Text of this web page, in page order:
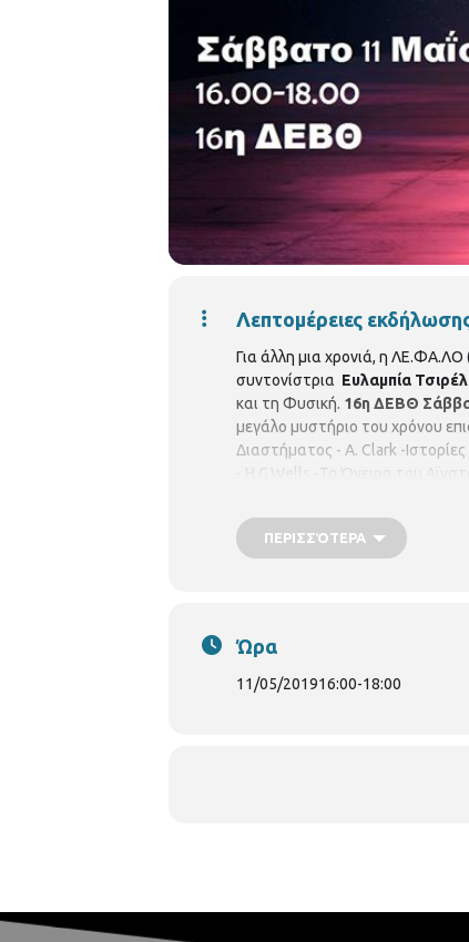
Λεπτομέρειες
Για άλλη μια χρονιά, η ΛΕ.ΦΑ.ΛΟ
συντονίστρια Ευλαμπία
και τη Φυσική. 16η ΔΕΒΘ
μεγάλο μυστήριο του χρόνου
Διαστήματος - Α. Clark -
- H.G.Wells -Τα Όνειρα του
ΠΕΡΙΣΣΌΤΕΡΑ
Ώρα
11/05/201916:00-18:00